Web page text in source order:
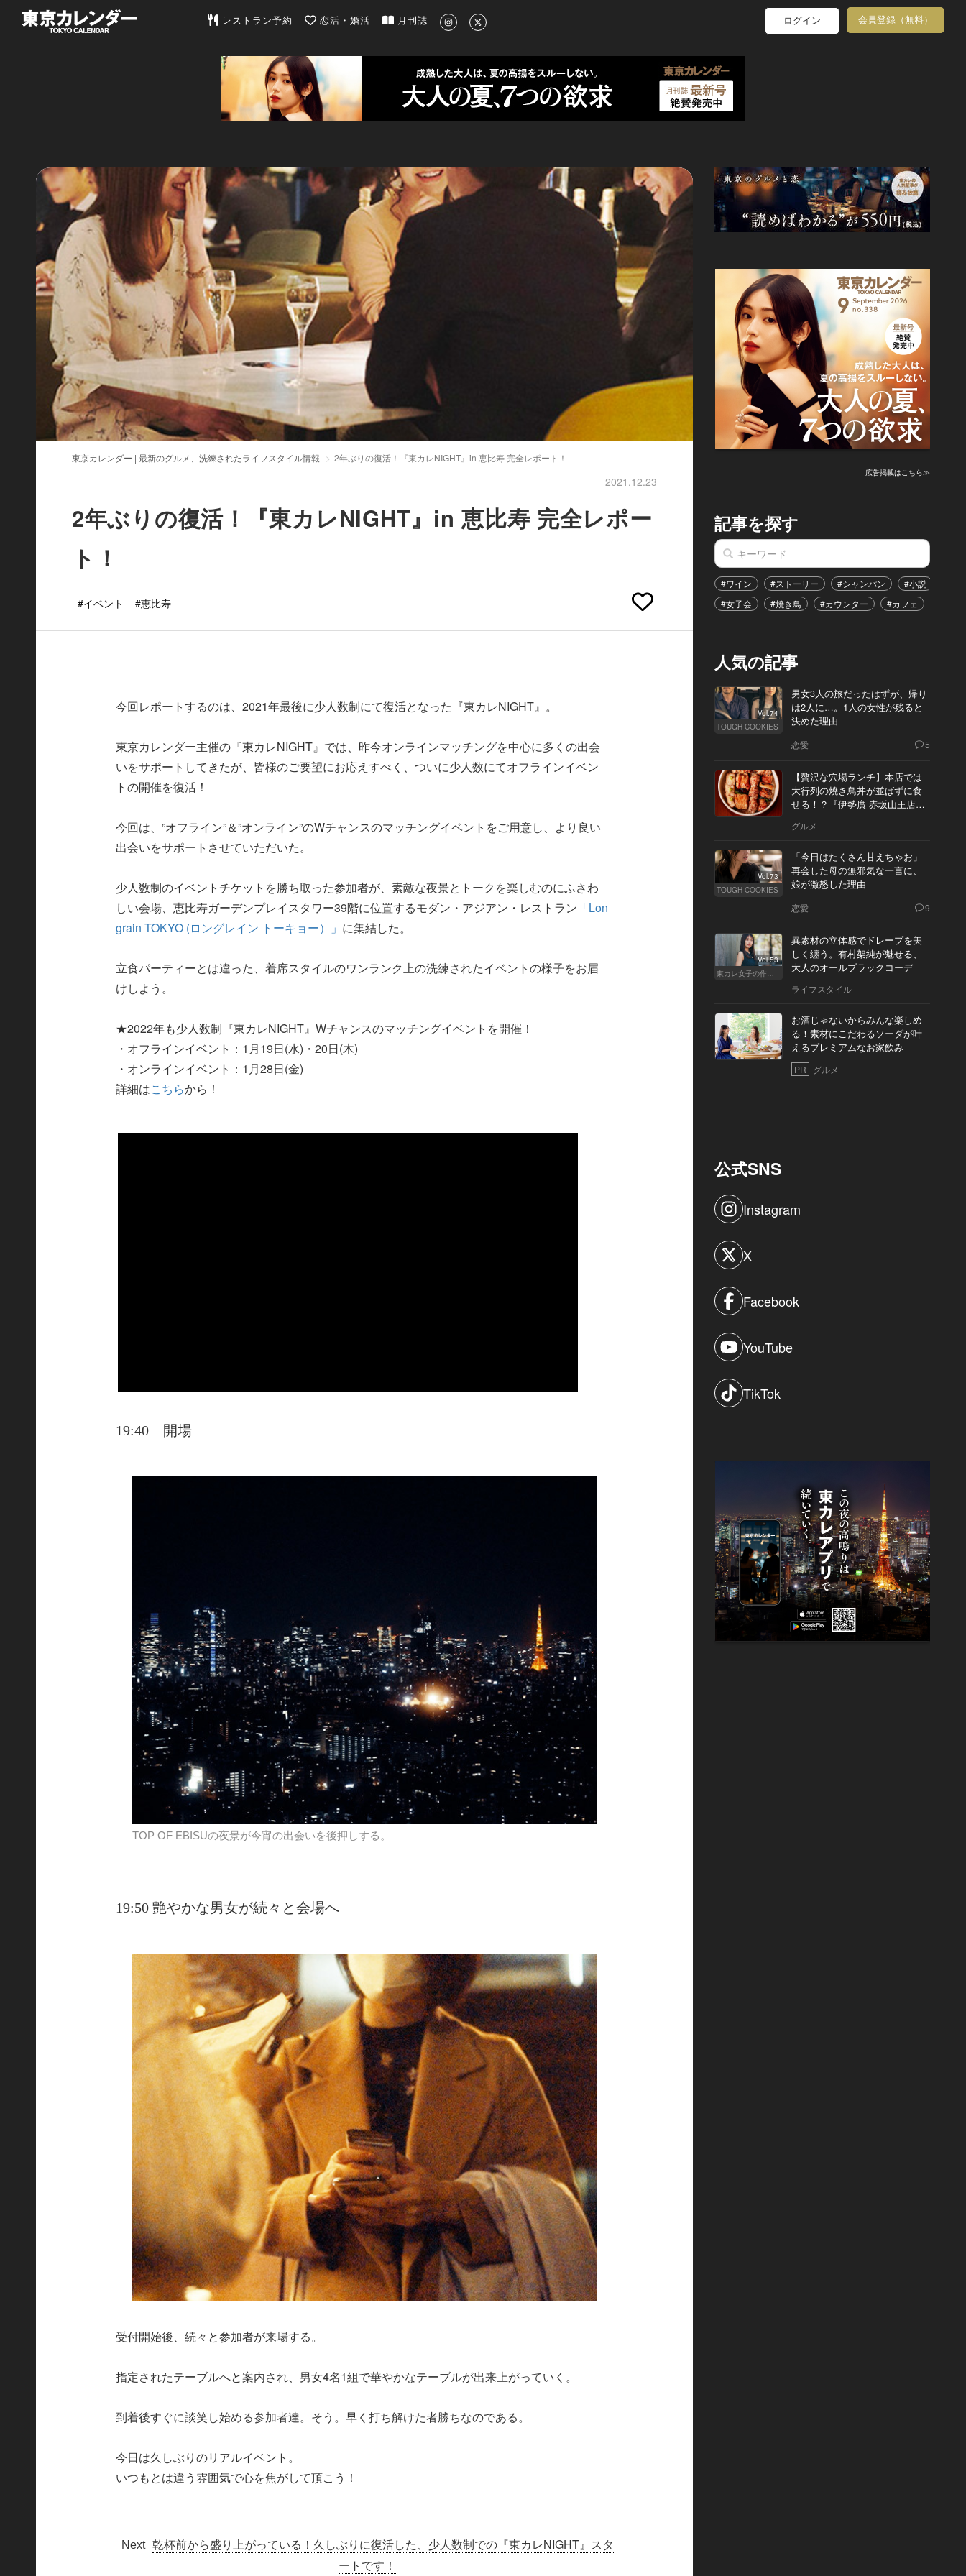
東京カレンダー | 最新のグルメ、洗練されたライフスタイル情報
レストラン予約 恋活・婚活 月刊誌 ログイン 会員登録（無料）
東京カレンダー | 最新のグルメ、洗練されたライフスタイル情報 2年ぶりの復活！『東カレNIGHT』in 恵比寿 完全レポート！
2021.12.23
2年ぶりの復活！『東カレNIGHT』in 恵比寿 完全レポー
ト！
#イベント #恵比寿
今回レポートするのは、2021年最後に少人数制にて復活となった『東カレNIGHT』。
東京カレンダー主催の『東カレNIGHT』では、昨今オンラインマッチングを中心に多くの出会
いをサポートしてきたが、皆様のご要望にお応えすべく、ついに少人数にてオフラインイベン
トの開催を復活！
今回は、”オフライン”＆”オンライン”のWチャンスのマッチングイベントをご用意し、より良い
出会いをサポートさせていただいた。
少人数制のイベントチケットを勝ち取った参加者が、素敵な夜景とトークを楽しむのにふさわ
しい会場、恵比寿ガーデンプレイスタワー39階に位置するモダン・アジアン・レストラン 「Lon
grain TOKYO (ロングレイン トーキョー）」 に集結した。
立食パーティーとは違った、着席スタイルのワンランク上の洗練されたイベントの様子をお届
けしよう。
★2022年も少人数制『東カレNIGHT』Wチャンスのマッチングイベントを開催！
・オフラインイベント：1月19日(水)・20日(木)
・オンラインイベント：1月28日(金)
詳細はこちらから！
19:40 開場
TOP OF EBISUの夜景が今宵の出会いを後押しする。
19:50 艶やかな男女が続々と会場へ
受付開始後、続々と参加者が来場する。
指定されたテーブルへと案内され、男女4名1組で華やかなテーブルが出来上がっていく。
到着後すぐに談笑し始める参加者達。そう。早く打ち解けた者勝ちなのである。
今日は久しぶりのリアルイベント。
いつもとは違う雰囲気で心を焦がして頂こう！
乾杯前から盛り上がっている！久しぶりに復活した、少人数制での『東カレNIGHT』スタ
ートです！
広告掲載はこちら≫
記事を探す
#ワイン #ストーリー #シャンパン #小説
#女子会
#焼き鳥 #カウンター #カフェ
人気の記事
Vol.74
TOUGH COOKIES
男女3人の旅だったはずが、帰り
は2人に…。1人の女性が残ると
決めた理由
恋愛 5
【贅沢な穴場ランチ】本店では
大行列の焼き鳥丼が並ばずに食
せる！？『伊勢廣 赤坂山王店』
グルメ
Vol.73
TOUGH COOKIES
「今日はたくさん甘えちゃお」
再会した母の無邪気な一言に、
娘が激怒した理由
恋愛 9
Vol.53
東カレ女子の作り方
異素材の立体感でドレープを美
しく纏う。有村架純が魅せる、
大人のオールブラックコーデ
ライフスタイル
お酒じゃないからみんな楽しめ
る！素材にこだわるソーダが叶
えるプレミアムなお家飲み
PR グルメ
公式SNS
Instagram
X
Facebook
YouTube
TikTok